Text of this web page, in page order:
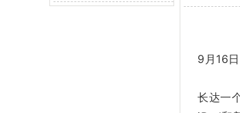
9月16
长达一